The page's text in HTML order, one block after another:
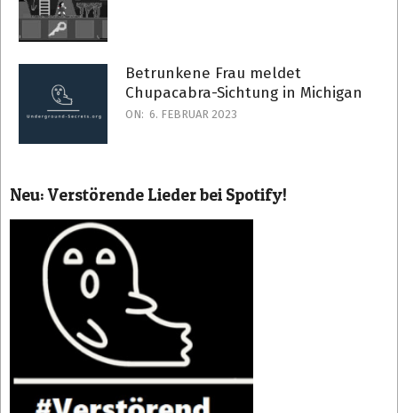
Betrunkene Frau meldet
Chupacabra-Sichtung in Michigan
ON: 6. FEBRUAR 2023
Neu: Verstörende Lieder bei Spotify!